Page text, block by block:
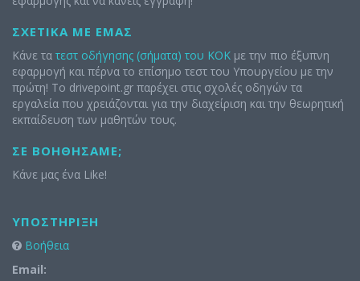
ΣΧΕΤΙΚΆ ΜΕ ΕΜΆΣ
Κάνε τα τεστ οδήγησης (σήματα) του ΚΟΚ με την πιο έξυπνη
εφαρμογή και πέρνα το επίσημο τεστ του Υπουργείου με την
πρώτη! Το drivepoint.gr παρέχει στις σχολές οδηγών τα
εργαλεία που χρειάζονται για την διαχείριση και την θεωρητική
εκπαίδευση των μαθητών τους.
ΣΕ ΒΟΗΘΉΣΑΜΕ;
Κάνε μας ένα Like!
ΥΠΟΣΤΉΡΙΞΗ
Βοήθεια
Email: